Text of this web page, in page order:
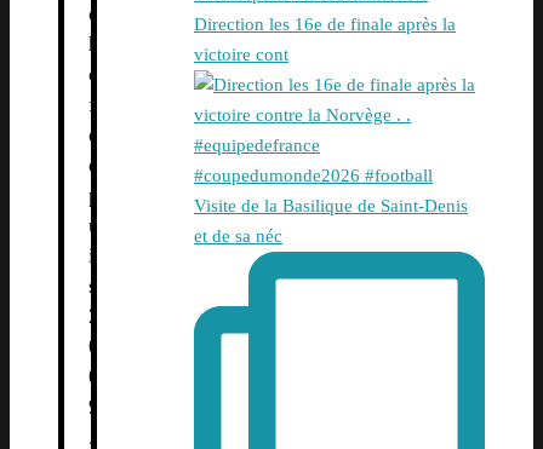
c
h
e
f
d
e
p
u
i
s
2
0
0
9
.
Direction les 16e de finale après la
victoire cont
Visite de la Basilique de Saint-Denis
et de sa néc